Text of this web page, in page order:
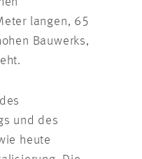
langen, 65
Bauwerks,
und des
heute